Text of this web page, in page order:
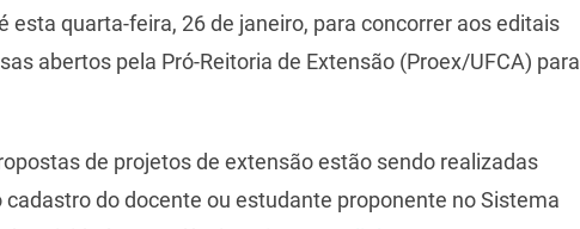
esta quarta-feira, 26 de janeiro, para concorrer aos editais
abertos pela Pró-Reitoria de Extensão (Proex/UFCA) para
de projetos de extensão estão sendo realizadas
do docente ou estudante proponente no Sistema